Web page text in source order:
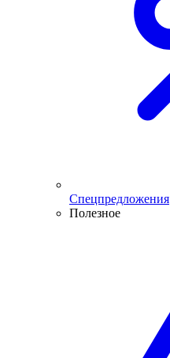
Спецпредложения
Полезное